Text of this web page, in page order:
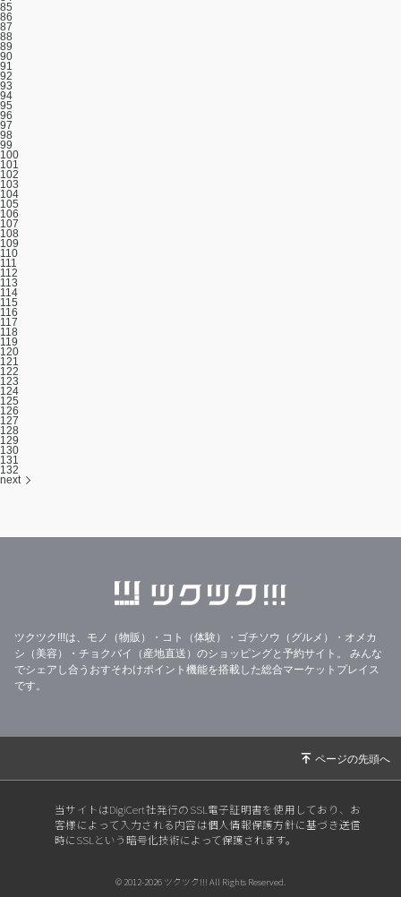
85
86
87
88
89
90
91
92
93
94
95
96
97
98
99
100
101
102
103
104
105
106
107
108
109
110
111
112
113
114
115
116
117
118
119
120
121
122
123
124
125
126
127
128
129
130
131
132
next
ツクツク!!!は、モノ（物販）・コト（体験）・ゴチソウ（グルメ）・オメカ
シ（美容）・チョクバイ（産地直送）のショッピングと予約サイト。
みんな
でシェアし合うおすそわけポイント機能を搭載した総合マーケットプレイス
です。
当サイトはDigiCert社発行のSSL電子証明書を使用しており、お
客様によって入力される内容は個人情報保護方針に基づき送信
時にSSLという暗号化技術によって保護されます。
© 2012-2026 ツクツク!!! All Rights Reserved.